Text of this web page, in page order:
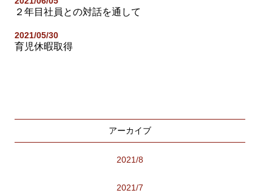
２年目社員との対話を通して
2021/05/30
育児休暇取得
アーカイブ
2021/8
2021/7